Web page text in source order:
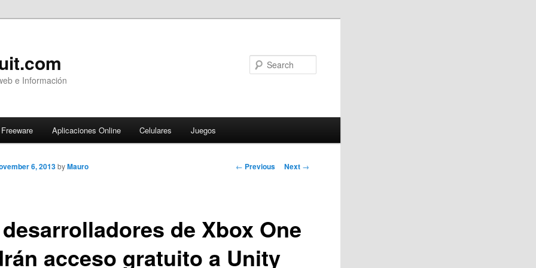
e Información
Freeware Aplicaciones Online Celulares Juegos
Post
← Previous Next →
de Xbox One
acceso gratuito a Unity
6, 2013 byMauro